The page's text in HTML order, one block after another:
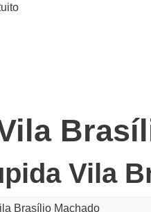
Vila